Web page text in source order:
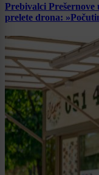
Prebivalci Prešernove
prelete drona: